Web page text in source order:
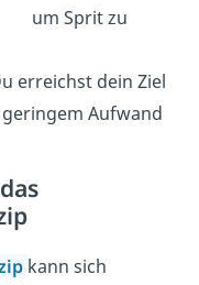
um Sprit zu
erreichst dein Ziel
Aufwand
kann sich